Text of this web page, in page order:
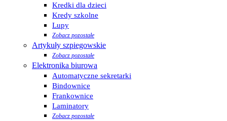
Kredki dla dzieci
Kredy szkolne
Lupy
Zobacz pozostałe
Artykuły szpiegowskie
Zobacz pozostałe
Elektronika biurowa
Automatyczne sekretarki
Bindownice
Frankownice
Laminatory
Zobacz pozostałe